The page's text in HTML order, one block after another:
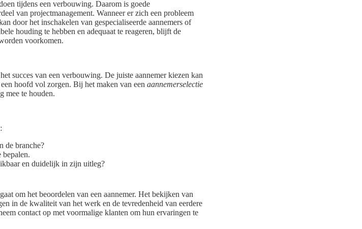
tijdens een verbouwing. Daarom is goede
van projectmanagement. Wanneer er zich een probleem
door het inschakelen van gespecialiseerde aannemers of
houding te hebben en adequaat te reageren, blijft de
voorkomen.
succes van een verbouwing. De juiste aannemer kiezen kan
hoofd vol zorgen. Bij het maken van een aannemerselectie
mee te houden.
de branche?
en duidelijk in zijn uitleg?
om het beoordelen van een aannemer. Het bekijken van
in de kwaliteit van het werk en de tevredenheid van eerdere
contact op met voormalige klanten om hun ervaringen te